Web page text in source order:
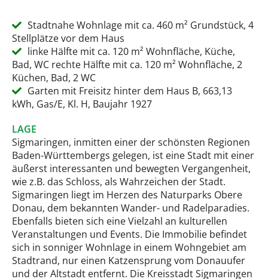
Stadtnahe Wohnlage mit ca. 460 m² Grundstück, 4
Stellplätze vor dem Haus
linke Hälfte mit ca. 120 m² Wohnfläche, Küche,
Bad, WC rechte Hälfte mit ca. 120 m² Wohnfläche, 2
Küchen, Bad, 2 WC
Garten mit Freisitz hinter dem Haus B, 663,13
kWh, Gas/E, Kl. H, Baujahr 1927
LAGE
Sigmaringen, inmitten einer der schönsten Regionen
Baden-Württembergs gelegen, ist eine Stadt mit einer
äußerst interessanten und bewegten Vergangenheit,
wie z.B. das Schloss, als Wahrzeichen der Stadt.
Sigmaringen liegt im Herzen des Naturparks Obere
Donau, dem bekannten Wander- und Radelparadies.
Ebenfalls bieten sich eine Vielzahl an kulturellen
Veranstaltungen und Events. Die Immobilie befindet
sich in sonniger Wohnlage in einem Wohngebiet am
Stadtrand, nur einen Katzensprung vom Donauufer
und der Altstadt entfernt. Die Kreisstadt Sigmaringen